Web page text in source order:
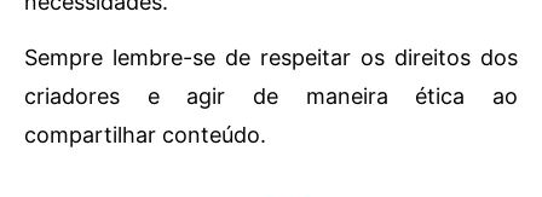
Sempre lembre-se de respeitar os direitos dos
criadores e agir de maneira ética ao
compartilhar conteúdo.